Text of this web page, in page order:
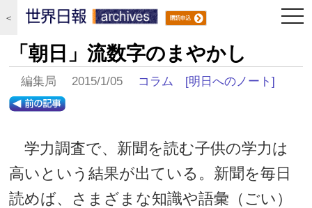
＜
「朝日」流数字のまやかし
編集局 2015/1/05 コラム [明日へのノート]
学力調査で、新聞を読む子供の学力は
高いという結果が出ている。新聞を毎日
読めば、さまざまな知識や語彙（ごい）